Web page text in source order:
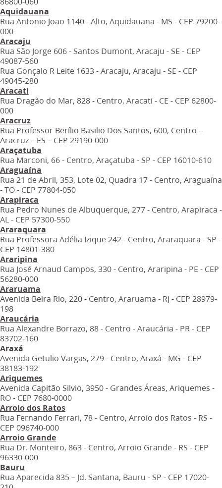
Aquidauana
Rua Antonio Joao 1140 - Alto, Aquidauana - MS - CEP 79200-
000
Aracaju
Rua São Jorge 606 - Santos Dumont, Aracaju - SE - CEP
49087-560
Rua Gonçalo R Leite 1633 - Aracaju, Aracaju - SE - CEP
49045-280
Aracati
Rua Dragão do Mar, 828 - Centro, Aracati - CE - CEP 62800-
000
Aracruz
Rua Professor Berílio Basilio Dos Santos, 600, Centro –
Aracruz – ES – CEP 29190-000
Araçatuba
Rua Marconi, 66 - Centro, Araçatuba - SP - CEP 16010-610
Araguaína
Rua 21 de Abril, 353, Lote 02, Quadra 17 - Centro, Araguaína
- TO - CEP 77804-050
Arapiraca
Rua Pedro Nunes de Albuquerque, 277 - Centro, Arapiraca -
AL - CEP 57300-550
Araraquara
Rua Professora Adélia Izique 242 - Centro, Araraquara - SP -
CEP 14801-380
Araripina
Rua José Arnaud Campos, 330 - Centro, Araripina - PE - CEP
56280-000
Araruama
Avenida Beira Rio, 220 - Centro, Araruama - RJ - CEP 28979-
198
Araucária
Rua Alexandre Borrazo, 88 - Centro - Araucária - PR - CEP
83702-160
Araxá
Avenida Getulio Vargas, 279 - Centro, Araxá - MG - CEP
38183-192
Ariquemes
Avenida Capitão Silvio, 3950 - Grandes Áreas, Ariquemes -
RO - CEP 7680-0000
Arroio dos Ratos
Rua Fernando Ferrari, 78 - Centro, Arroio dos Ratos - RS -
CEP 096740-000
Arroio Grande
Rua Dr. Monteiro, 863 - Centro, Arroio Grande - RS - CEP
96330-000
Bauru
Rua Aparecida 835 – Jd. Santana, Bauru - SP - CEP 17020-